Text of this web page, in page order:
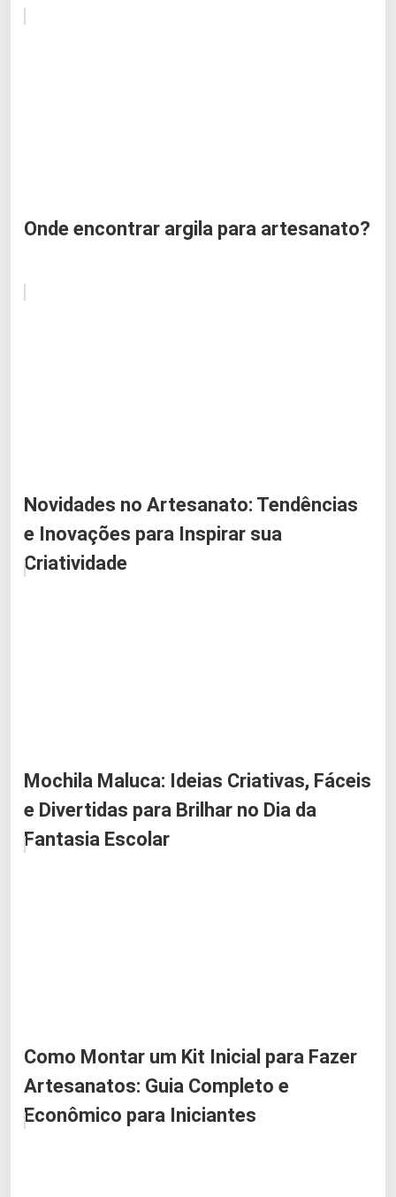
Onde encontrar argila para artesanato?
Novidades no Artesanato: Tendências
e Inovações para Inspirar sua
Criatividade
Mochila Maluca: Ideias Criativas, Fáceis
e Divertidas para Brilhar no Dia da
Fantasia Escolar
Como Montar um Kit Inicial para Fazer
Artesanatos: Guia Completo e
Econômico para Iniciantes